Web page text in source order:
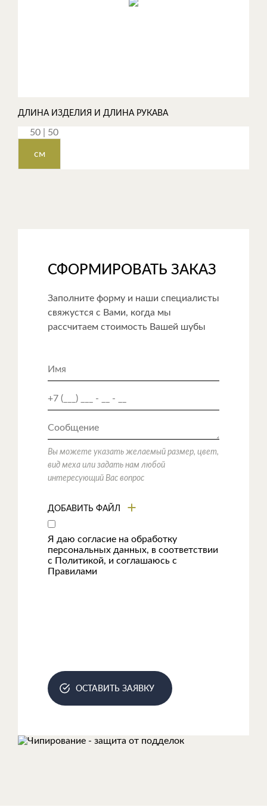
ДЛИНА ИЗДЕЛИЯ И ДЛИНА РУКАВА
см
СФОРМИРОВАТЬ ЗАКАЗ
Заполните форму и наши специалисты
свяжустся с Вами, когда мы
рассчитаем стоимость Вашей шубы
Вы можете указать желаемый размер, цвет,
вид меха или задать нам любой
интересующий Вас вопрос
ДОБАВИТЬ ФАЙЛ
Я даю согласие на обработку
персональных данных, в соответствии
с Политикой, и соглашаюсь с
Правилами
ОСТАВИТЬ ЗАЯВКУ